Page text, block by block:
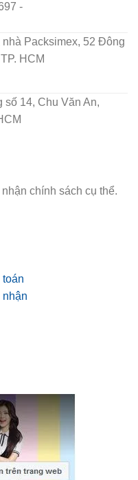
-
Packsimex, 52 Đông
HCM
14, Chu Văn An,
chính sách cụ thể.
nhận